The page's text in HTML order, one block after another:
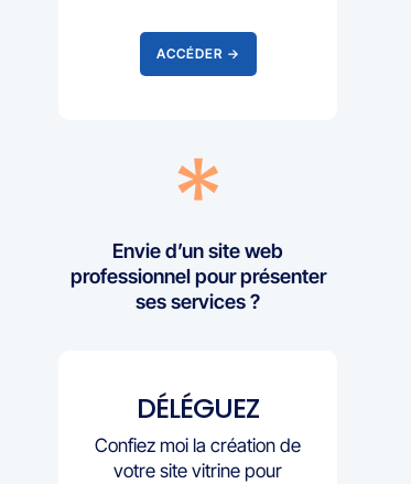
ACCÉDER →
Envie d’un site web
professionnel pour présenter
ses services ?
DÉLÉGUEZ
Confiez moi la création de
votre site vitrine pour